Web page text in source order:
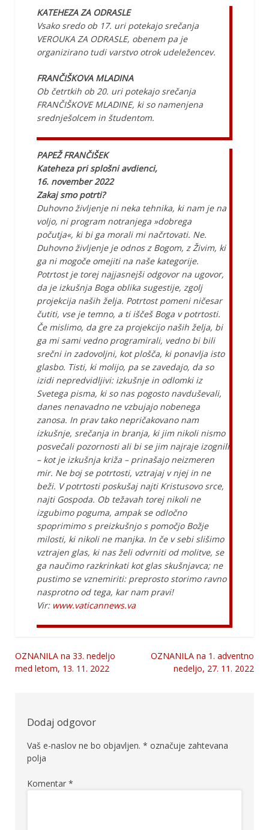
KATEHEZA ZA ODRASLE
Vsako sredo ob 17. uri potekajo srečanja
VEROUKA ZA ODRASLE, obenem pa je
organizirano tudi varstvo otrok udeležencev.
FRANČIŠKOVA MLADINA
Ob četrtkih ob 20. uri potekajo srečanja
FRANČIŠKOVE MLADINE, ki so namenjena
srednješolcem in študentom.
PAPEŽ FRANČIŠEK
Kateheza pri splošni avdienci,
16. november 2022
Zakaj smo potrti?
Duhovno življenje ni neka tehnika, ki nam je na
voljo, ni program notranjega »dobrega
počutja«, ki bi ga morali mi načrtovati. Ne.
Duhovno življenje je odnos z Bogom, z Živim, ki
ga ni mogoče omejiti na naše kategorije.
Potrtost je torej najjasnejši odgovor na ugovor,
da je izkušnja Boga oblika sugestije, zgolj
projekcija naših želja. Potrtost pomeni ničesar
čutiti, vse je temno, a ti iščeš Boga v potrtosti.
Če mislimo, da gre za projekcijo naših želja, bi
ga mi sami vedno programirali, vedno bi bili
srečni in zadovoljni, kot plošča, ki ponavlja isto
glasbo. Tisti, ki molijo, pa se zavedajo, da so
izidi nepredvidljivi: izkušnje in odlomki iz
Svetega pisma, ki so nas pogosto navduševali,
danes nenavadno ne vzbujajo nobenega
zanosa. In prav tako nepričakovano nam
izkušnje, srečanja in branja, ki jim nikoli nismo
posvečali pozornosti ali bi se jim najraje izognili
– kot je izkušnja križa – prinašajo neizmeren
mir. Ne boj se potrtosti, vztrajaj v njej in ne
beži. V potrtosti poskušaj najti Kristusovo srce,
najti Gospoda. Ob težavah torej nikoli ne
izgubimo poguma, ampak se odločno
spoprimimo s preizkušnjo s pomočjo Božje
milosti, ki nikoli ne manjka. In če v sebi slišimo
vztrajen glas, ki nas želi odvrniti od molitve, se
ga naučimo razkrinkati kot glas skušnjavca; ne
pustimo se vznemiriti: preprosto storimo ravno
nasprotno od tega, kar nam pravi!
Vir: www.vaticannews.va
Navigacija
OZNANILA na 33. nedeljo
med letom, 13. 11. 2022
OZNANILA na 1. adventno
nedeljo, 27. 11. 2022
Dodaj odgovor
Vaš e-naslov ne bo objavljen. * označuje zahtevana
polja
Komentar *